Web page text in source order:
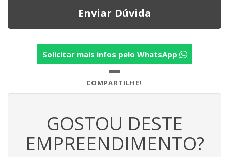
Enviar Dúvida
Solicitar mais infos pelo WhatsApp
COMPARTILHE!
GOSTOU DESTE
EMPREENDIMENTO?